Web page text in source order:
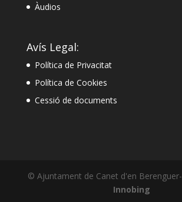
Àudios
Avís Legal:
Política de Privacitat
Política de Cookies
Cessió de documents
© Ajuntament de Canet d'en Berenguer-
Innobing